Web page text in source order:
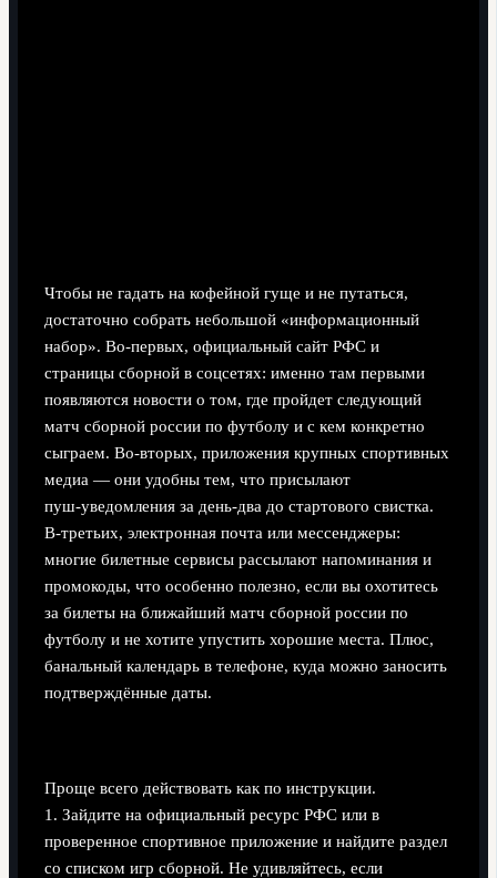
Чтобы не гадать на кофейной гуще и не путаться,
достаточно собрать небольшой «информационный
набор». Во‑первых, официальный сайт РФС и
страницы сборной в соцсетях: именно там первыми
появляются новости о том, где пройдет следующий
матч сборной россии по футболу и с кем конкретно
сыграем. Во‑вторых, приложения крупных спортивных
медиа — они удобны тем, что присылают
пуш‑уведомления за день‑два до стартового свистка.
В‑третьих, электронная почта или мессенджеры:
многие билетные сервисы рассылают напоминания и
промокоды, что особенно полезно, если вы охотитесь
за билеты на ближайший матч сборной россии по
футболу и не хотите упустить хорошие места. Плюс,
банальный календарь в телефоне, куда можно заносить
подтверждённые даты.
Проще всего действовать как по инструкции.
1. Зайдите на официальный ресурс РФС или в
проверенное спортивное приложение и найдите раздел
со списком игр сборной. Не удивляйтесь, если